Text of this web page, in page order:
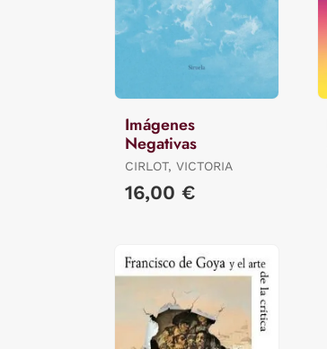
Imágenes
Negativas
CIRLOT, VICTORIA
16,00 €